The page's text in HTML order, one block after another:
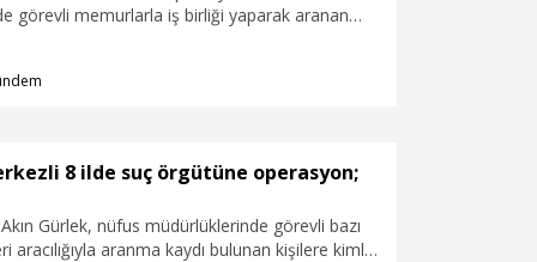
görevli memurlarla iş birliği yaparak aranan
izni belgesi temin ettikleri belirlenen 31 şüpheli
ayrıca, yurt dışında yaşayan Türk
sahte kimlik düzenleyerek, bu kişilere ait
müdürlüklerinde satmaya teşebbüs ettikleri
kazanç sağladıkları tespit edildi.
8 ilde suç örgütüne operasyon;
Gürlek, nüfus müdürlüklerinde görevli bazı
aracılığıyla aranma kaydı bulunan kişilere kimlik